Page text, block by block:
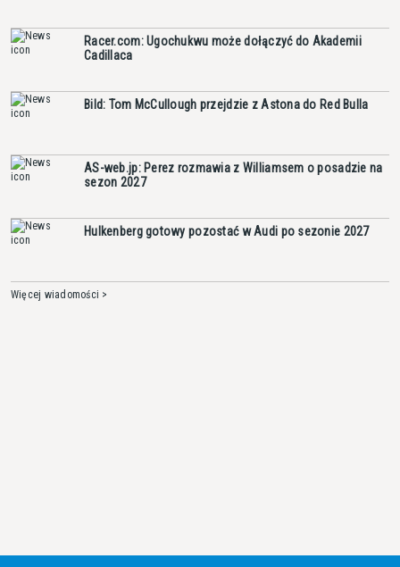
Racer.com: Ugochukwu może dołączyć do Akademii
Cadillaca
Bild: Tom McCullough przejdzie z Astona do Red Bulla
AS-web.jp: Perez rozmawia z Williamsem o posadzie na
sezon 2027
Hulkenberg gotowy pozostać w Audi po sezonie 2027
Więcej wiadomości >